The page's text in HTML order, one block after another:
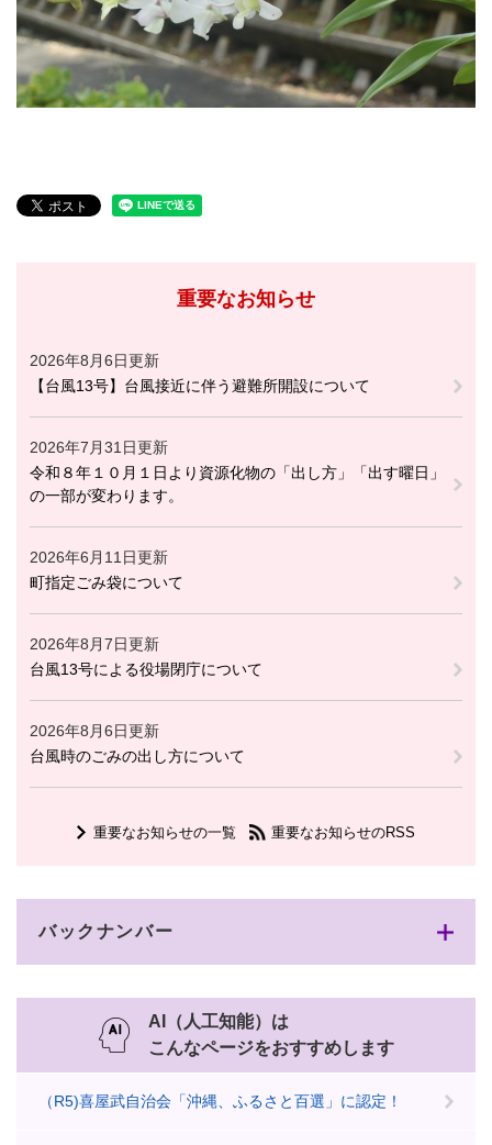
重要なお知らせ
2026年8月6日更新
【台風13号】台風接近に伴う避難所開設について
2026年7月31日更新
令和８年１０月１日より資源化物の「出し方」「出す曜日」
の一部が変わります。
2026年6月11日更新
町指定ごみ袋について
2026年8月7日更新
台風13号による役場閉庁について
2026年8月6日更新
台風時のごみの出し方について
重要なお知らせの一覧 重要なお知らせのRSS
バックナンバー
AI（人工知能）は
こんなページをおすすめします
（R5)喜屋武自治会「沖縄、ふるさと百選」に認定！